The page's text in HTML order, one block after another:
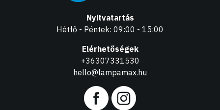
Nyitvatartás
Hétfő - Péntek: 09:00 - 15:00
Elérhetőségek
+36307331530
hello@lampamax.hu